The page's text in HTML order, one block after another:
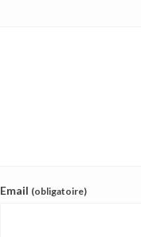
Email (obligatoire)